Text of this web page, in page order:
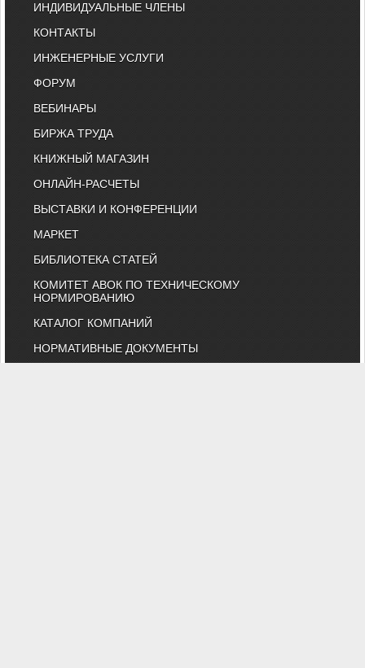
ИНДИВИДУАЛЬНЫЕ ЧЛЕНЫ
КОНТАКТЫ
ИНЖЕНЕРНЫЕ УСЛУГИ
ФОРУМ
ВЕБИНАРЫ
БИРЖА ТРУДА
КНИЖНЫЙ МАГАЗИН
ОНЛАЙН-РАСЧЕТЫ
ВЫСТАВКИ И КОНФЕРЕНЦИИ
МАРКЕТ
БИБЛИОТЕКА СТАТЕЙ
КОМИТЕТ АВОК ПО ТЕХНИЧЕСКОМУ
НОРМИРОВАНИЮ
КАТАЛОГ КОМПАНИЙ
НОРМАТИВНЫЕ ДОКУМЕНТЫ